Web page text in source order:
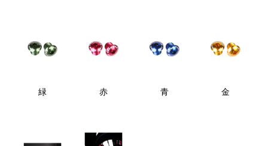
緑 赤 青 金